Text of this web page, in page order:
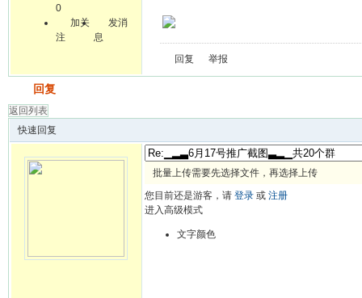
0
加关
注
发消
息
回复 举报
回复
返回列表
快速回复
批量上传需要先选择文件，再选择上传
您目前还是游客，请 登录 或 注册
进入高级模式
文字颜色